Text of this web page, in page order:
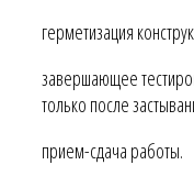
герметизация
завершающее
только после
прием-сдача работы.